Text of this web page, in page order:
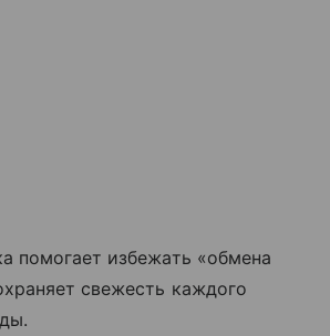
помогает избежать «обмена
свежесть каждого